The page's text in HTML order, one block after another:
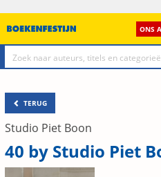
ONS
TERUG
Studio Piet Boon
40 by Studio Piet